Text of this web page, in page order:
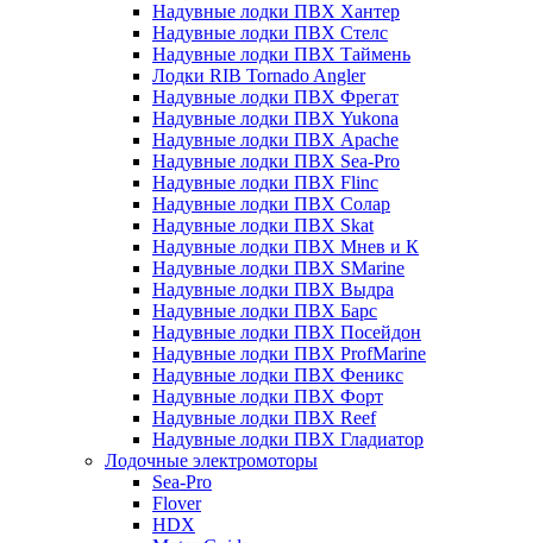
Надувные лодки ПВХ Хантер
Надувные лодки ПВХ Стелс
Надувные лодки ПВХ Таймень
Лодки RIB Tornado Angler
Надувные лодки ПВХ Фрегат
Надувные лодки ПВХ Yukona
Надувные лодки ПВХ Apache
Надувные лодки ПВХ Sea-Pro
Надувные лодки ПВХ Flinc
Надувные лодки ПВХ Солар
Надувные лодки ПВХ Skat
Надувные лодки ПВХ Мнев и К
Надувные лодки ПВХ SMarine
Надувные лодки ПВХ Выдра
Надувные лодки ПВХ Барс
Надувные лодки ПВХ Посейдон
Надувные лодки ПВХ ProfMarine
Надувные лодки ПВХ Феникс
Надувные лодки ПВХ Форт
Надувные лодки ПВХ Reef
Надувные лодки ПВХ Гладиатор
Лодочные электромоторы
Sea-Pro
Flover
HDX